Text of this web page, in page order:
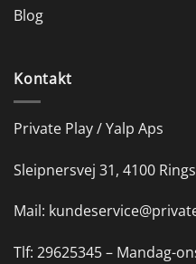
Blog
Kontakt
Private Play / Yalp Aps
Sleipnersvej 31, 4100
Mail:
Tlf: 29625345 – Mandag-